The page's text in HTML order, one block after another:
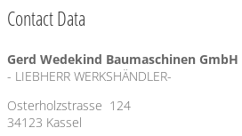
Contact Data
Gerd Wedekind Baumaschinen GmbH
- LIEBHERR WERKSHÄNDLER-
Osterholzstrasse 124
34123 Kassel